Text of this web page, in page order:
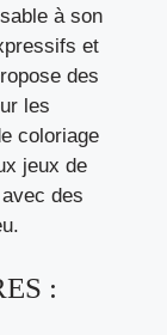
à son
et
des
les
coloriage
jeux de
des
: